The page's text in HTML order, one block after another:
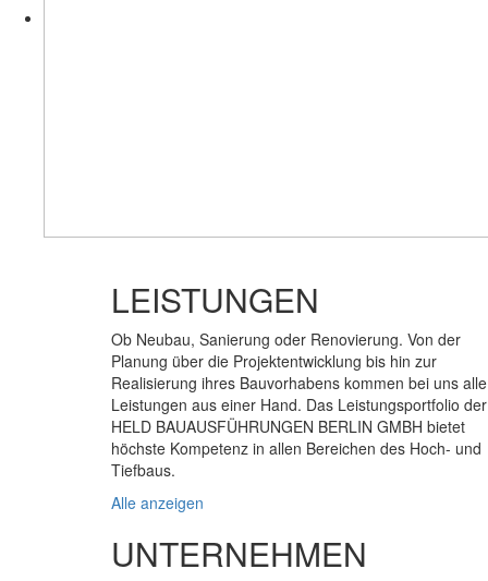
LEISTUNGEN
Ob Neubau, Sanierung oder Renovierung. Von der
Planung über die Projektentwicklung bis hin zur
Realisierung ihres Bauvorhabens kommen bei uns alle
Leistungen aus einer Hand. Das Leistungsportfolio der
HELD BAUAUSFÜHRUNGEN BERLIN GMBH bietet
höchste Kompetenz in allen Bereichen des Hoch- und
Tiefbaus.
Alle anzeigen
UNTERNEHMEN